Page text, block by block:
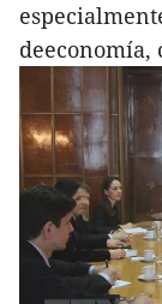
deeconomía,